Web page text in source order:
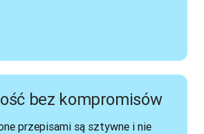
bez kompromisów
przepisami są sztywne i nie